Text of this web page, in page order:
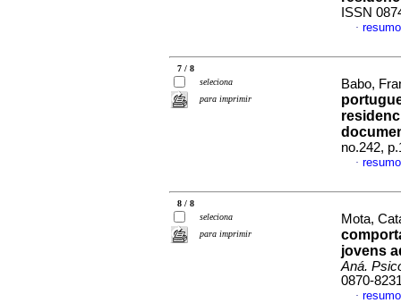
ISSN
·
7 / 8
seleciona
para imprimir
Babo,
no.242,
·
8 / 8
seleciona
para imprimir
Mota,
jovens
Aná.
0870-
·